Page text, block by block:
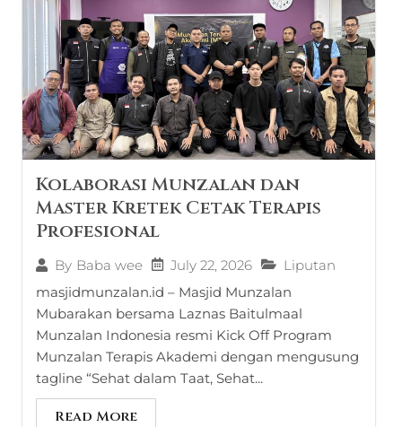
Kolaborasi Munzalan dan
Master Kretek Cetak Terapis
Profesional
By Baba wee July 22, 2026
Liputan
masjidmunzalan.id – Masjid Munzalan
Mubarakan bersama Laznas Baitulmaal
Munzalan Indonesia resmi Kick Off Program
Munzalan Terapis Akademi dengan mengusung
tagline “Sehat dalam Taat, Sehat...
Read More